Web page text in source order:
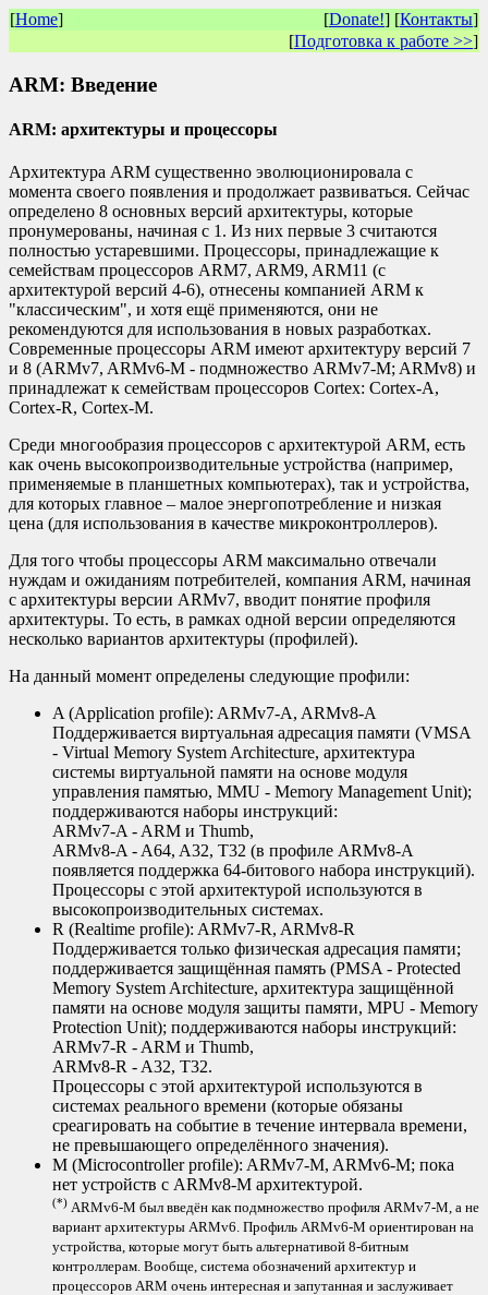
[Home] [Donate!] [Контакты]
[Подготовка к работе >>]
ARM: Введение
ARM: архитектуры и процессоры
Архитектура ARM существенно эволюционировала с
момента своего появления и продолжает развиваться. Сейчас
определено 8 основных версий архитектуры, которые
пронумерованы, начиная с 1. Из них первые 3 считаются
полностью устаревшими. Процессоры, принадлежащие к
семействам процессоров ARM7, ARM9, ARM11 (с
архитектурой версий 4-6), отнесены компанией ARM к
"классическим", и хотя ещё применяются, они не
рекомендуются для использования в новых разработках.
Современные процессоры ARM имеют архитектуру версий 7
и 8 (ARMv7, ARMv6-M - подмножество ARMv7-M; ARMv8) и
принадлежат к семействам процессоров Cortex: Cortex-A,
Cortex-R, Cortex-M.
Среди многообразия процессоров с архитектурой ARM, есть
как очень высокопроизводительные устройства (например,
применяемые в планшетных компьютерах), так и устройства,
для которых главное – малое энергопотребление и низкая
цена (для использования в качестве микроконтроллеров).
Для того чтобы процессоры ARM максимально отвечали
нуждам и ожиданиям потребителей, компания ARM, начиная
с архитектуры версии ARMv7, вводит понятие профиля
архитектуры. То есть, в рамках одной версии определяются
несколько вариантов архитектуры (профилей).
На данный момент определены следующие профили:
A (Application profile): ARMv7-A, ARMv8-A
Поддерживается виртуальная адресация памяти (VMSA
- Virtual Memory System Architecture, архитектура
системы виртуальной памяти на основе модуля
управления памятью, MMU - Memory Management Unit);
поддерживаются наборы инструкций:
ARMv7-A - ARM и Thumb,
ARMv8-A - A64, A32, T32 (в профиле ARMv8-A
появляется поддержка 64-битового набора инструкций).
Процессоры с этой архитектурой используются в
высокопроизводительных системах.
R (Realtime profile): ARMv7-R, ARMv8-R
Поддерживается только физическая адресация памяти;
поддерживается защищённая память (PMSA - Protected
Memory System Architecture, архитектура защищённой
памяти на основе модуля защиты памяти, MPU - Memory
Protection Unit); поддерживаются наборы инструкций:
ARMv7-R - ARM и Thumb,
ARMv8-R - A32, T32.
Процессоры с этой архитектурой используются в
системах реального времени (которые обязаны
среагировать на событие в течение интервала времени,
не превышающего определённого значения).
M (Microcontroller profile): ARMv7-M, ARMv6-M; пока
нет устройств с ARMv8-M архитектурой.
(*) ARMv6-M был введён как подмножество профиля ARMv7-M, а не
вариант архитектуры ARMv6. Профиль ARMv6-M ориентирован на
устройства, которые могут быть альтернативой 8-битным
контроллерам. Вообще, система обозначений архитектур и
процессоров ARM очень интересная и запутанная и заслуживает